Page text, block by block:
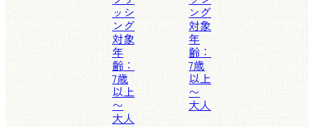
ッシ
ング
対象
年
齢：
7歳
以上
〜
大人
ング
対象
年
齢：
7歳
以上
〜
大人